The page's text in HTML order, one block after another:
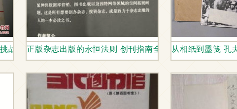
践应用
战与未来展望
正版杂志出版的永恒法则 创刊指南全解析从相纸到墨笺 孔